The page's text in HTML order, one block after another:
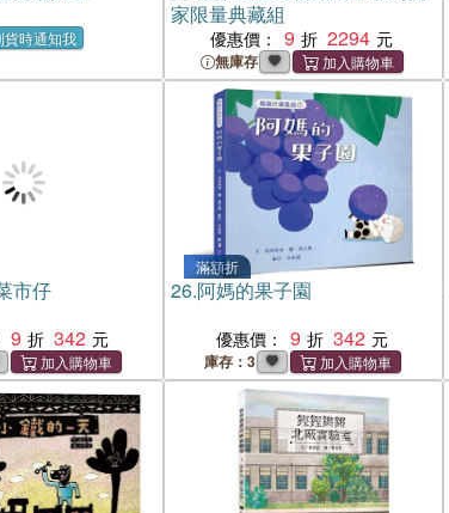
貨時通知我
家限量典藏組
優惠價： 9 2294
無庫存
市仔
9 342
滿額折
26.阿媽的果子園
優惠價： 9 342
庫存：3